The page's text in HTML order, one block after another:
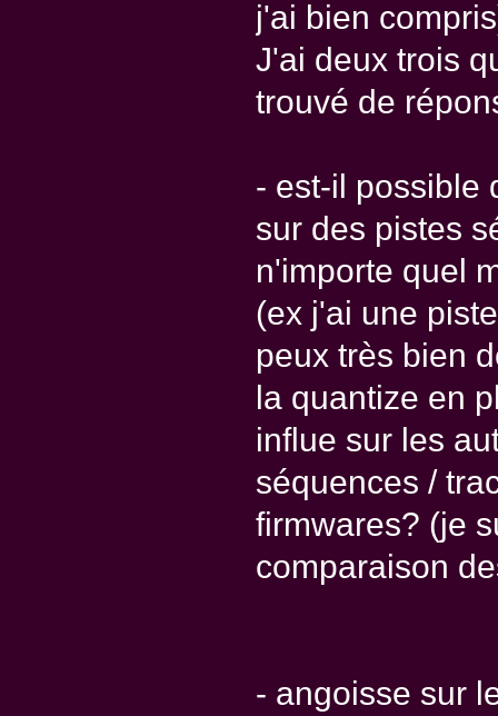
j'ai bien
J'ai deux trois
trouvé de
- est-il possible
sur des pistes
n'importe quel
(ex j'ai une
peux très bien
la quantize en
influe sur les
séquences /
firmwares? (je
comparaison
- angoisse sur